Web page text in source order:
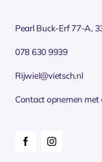
Pearl Buck-Erf 77-A,
078 630 9939
Rijwiel@vietsch.nl
Contact opnemen met